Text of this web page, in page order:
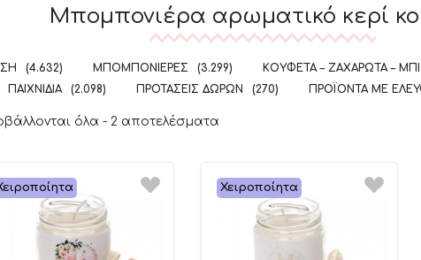
Μπομπονιέρα αρωματικό κερί
(4.632) ΜΠΟΜΠΟΝΙΈΡΕΣ (3.299) ΚΟΥΦΈΤΑ – ΖΑΧΑΡΩΤΆ –
ΠΑΙΧΝΊΔΙΑ
(2.098) ΠΡΟΤΆΣΕΙΣ ΔΏΡΩΝ (270) ΠΡΟΪΌΝΤΑ ΜΕ
όλα - 2 αποτελέσματα
Χειροποίητα